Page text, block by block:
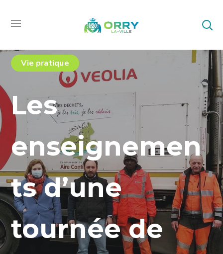
Vie pratique
Les
enseignemen
ts d’une
tournée de